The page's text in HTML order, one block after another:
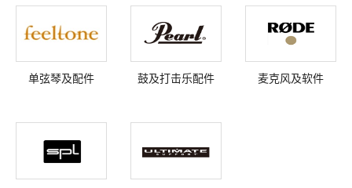
单弦琴及配件 鼓及打击乐配件 麦克风及软件